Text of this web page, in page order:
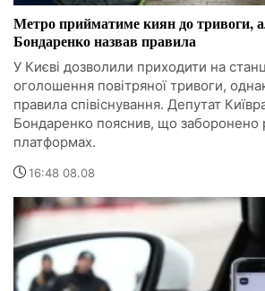
Метро прийматиме киян до тривоги,
Бондаренко назвав правила
У Києві дозволили приходити на
оголошення повітряної тривоги,
правила співіснування. Депутат
Бондаренко пояснив, що заборонено
платформах.
16:48 08.08